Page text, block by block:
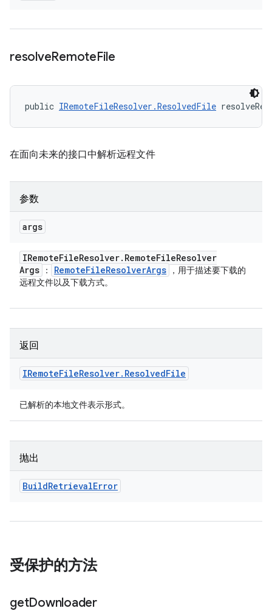
resolveRemoteFile
public IRemoteFileResolver.ResolvedFile
在面向未来的接口中解析远程文件
参数
args
IRemoteFileResolver. RemoteFileResolver
Args
： RemoteFileResolverArgs
，用于描述要下载的
远程文件以及下载方式。
返回
IRemoteFileResolver. ResolvedFile
已解析的本地文件表示形式。
抛出
BuildRetrievalError
受保护的方法
getDownloader